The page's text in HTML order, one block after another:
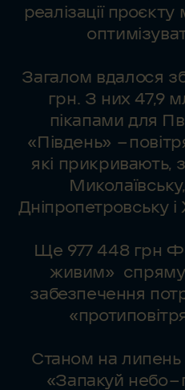
реалізації
Загалом вдалося
грн. З них 47,9
пікапами для
«Південь» —
які прикривають,
Дніпропетровську і
Ще 977 448 грн
живим»
забезпечення
Станом на липень
«Запакуй небо